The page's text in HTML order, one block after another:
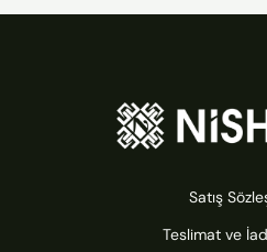
Satış
Teslimat ve